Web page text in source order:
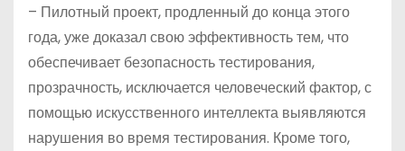
– Пилотный проект, продленный до конца этого
года, уже доказал свою эффективность тем, что
обеспечивает безопасность тестирования,
прозрачность, исключается человеческий фактор, с
помощью искусственного интеллекта выявляются
нарушения во время тестирования. Кроме того,